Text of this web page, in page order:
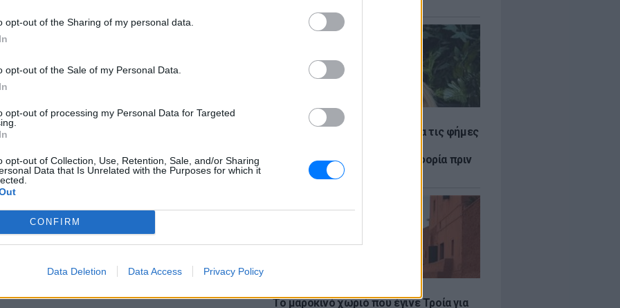
opt-out of the Sharing of my personal data.
opt-out of the Sale of my Personal Data.
opt-out of processing my Personal Data for Targeted
opt-out of Collection, Use, Retention, Sale, and/or Sharing
Data that Is Unrelated with the Purposes for which it
CONFIRM
Data Deletion Data Access Privacy Policy
LIFESTYLE
Η Ελένη Βουλγαράκη ξεσπά για τις φήμες
«Διασταυρώστε καμία πληροφορία πριν
εκτοξεύσετε τη βλακεία σας»
Το μαροκινό χωριό που έγινε Τροία για
αέρα και περιέχουν σάκχαρα, που επίσης
σαν διουρητικό, ενώ
πρήξιμο.
λεπτά, σε αντίθεση με τα πιο τετράγωνα
ΔΙΑΦΗΜΙΣΗ